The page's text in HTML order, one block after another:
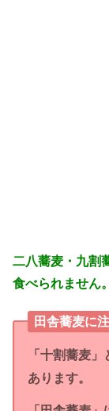
二八蕎麦・九割
食べられません。
田舎蕎麦に
「十割蕎麦
あります。